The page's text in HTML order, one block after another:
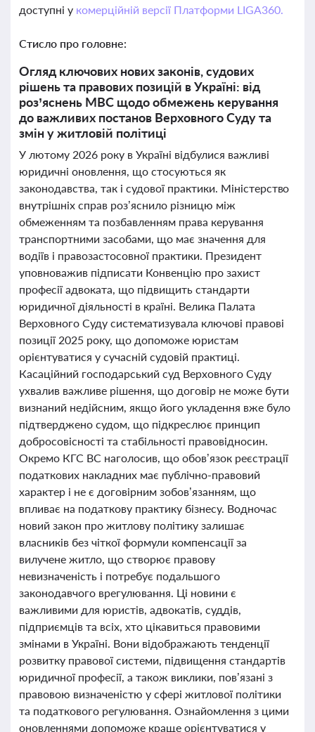
доступні у комерційній версії Платформи LIGA360.
Стисло про головне:
Огляд ключових нових законів, судових
рішень та правових позицій в Україні: від
роз’яснень МВС щодо обмежень керування
до важливих постанов Верховного Суду та
змін у житловій політиці
У лютому 2026 року в Україні відбулися важливі
юридичні оновлення, що стосуються як
законодавства, так і судової практики. Міністерство
внутрішніх справ роз’яснило різницю між
обмеженням та позбавленням права керування
транспортними засобами, що має значення для
водіїв і правозастосовної практики. Президент
уповноважив підписати Конвенцію про захист
професії адвоката, що підвищить стандарти
юридичної діяльності в країні. Велика Палата
Верховного Суду систематизувала ключові правові
позиції 2025 року, що допоможе юристам
орієнтуватися у сучасній судовій практиці.
Касаційний господарський суд Верховного Суду
ухвалив важливе рішення, що договір не може бути
визнаний недійсним, якщо його укладення вже було
підтверджено судом, що підкреслює принцип
добросовісності та стабільності правовідносин.
Окремо КГС ВС наголосив, що обов’язок реєстрації
податкових накладних має публічно-правовий
характер і не є договірним зобов’язанням, що
впливає на податкову практику бізнесу. Водночас
новий закон про житлову політику залишає
власників без чіткої формули компенсації за
вилучене житло, що створює правову
невизначеність і потребує подальшого
законодавчого врегулювання. Ці новини є
важливими для юристів, адвокатів, суддів,
підприємців та всіх, хто цікавиться правовими
змінами в Україні. Вони відображають тенденції
розвитку правової системи, підвищення стандартів
юридичної професії, а також виклики, пов’язані з
правовою визначеністю у сфері житлової політики
та податкового регулювання. Ознайомлення з цими
оновленнями допоможе краще орієнтуватися у